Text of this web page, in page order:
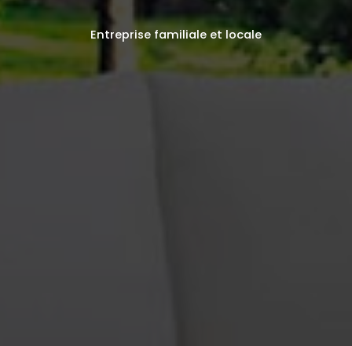
Entreprise familiale et locale